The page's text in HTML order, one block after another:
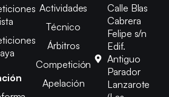
Actividades
Técnico
Árbitros
Competición
Apelación
Calle Blas
Cabrera
Felipe s/n
Edif.
Antiguo
Parador
Lanzarote